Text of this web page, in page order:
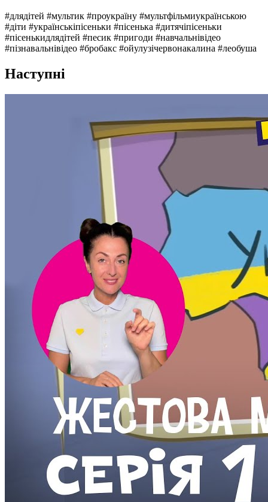
#длядітей #мультик #проукраїну #мультфільмиукраїнською
#діти #українськіпісеньки #пісенька #дитячіпісеньки
#пісенькидлядітей #песик #пригоди #навчальнівідео
#пізнавальнівідео #бробакс #ойулузічервонакалина #леобуша
Наступні